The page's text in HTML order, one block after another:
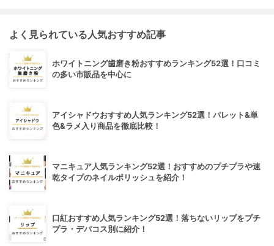
よく見られている人気おすすめ記事
ホワイトニング歯磨き粉おすすめランキング52選！口コミ
の多い市販品を中心に
アイシャドウおすすめ人気ランキング52選！パレット&単
色&ラメ入り商品を徹底比較！
マニキュア人気ランキング52選！おすすめのプチプラや速
乾タイプのネイルポリッシュを紹介！
口紅おすすめ人気ランキング52選！落ちないリップをプチ
プラ・デパコス別に紹介！